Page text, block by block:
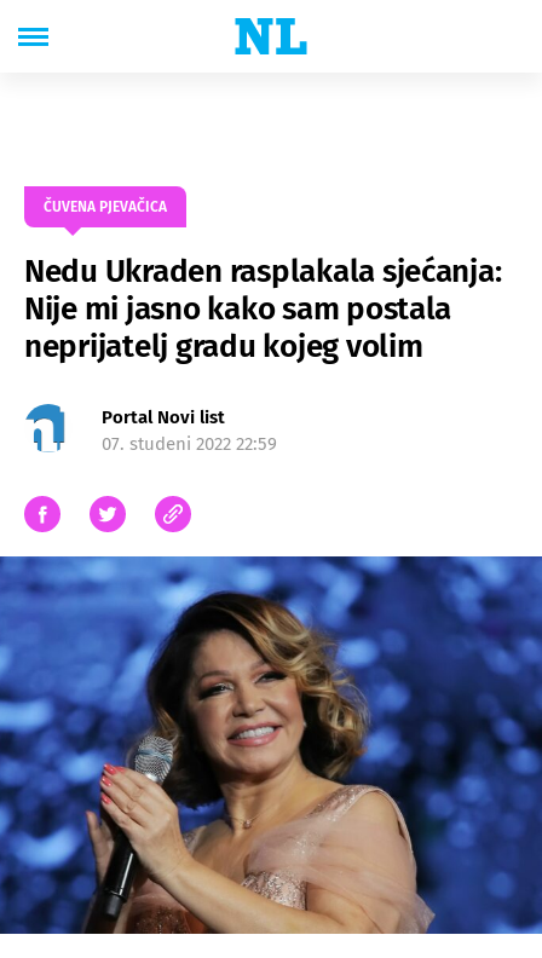
ČUVENA PJEVAČICA
Nedu Ukraden rasplakala sjećanja:
Nije mi jasno kako sam postala
neprijatelj gradu kojeg volim
Portal Novi list
07. studeni 2022 22:59